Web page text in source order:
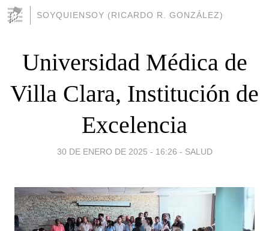
SOYQUIENSOY (RICARDO R. GONZÁLEZ)
Universidad Médica de
Villa Clara, Institución de
Excelencia
30 DE ENERO DE 2025 - 16:26 - SALUD